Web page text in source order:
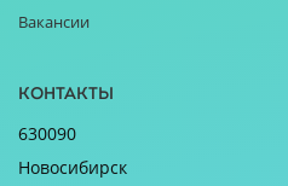
Вакансии
Контакты
630090
Новосибирск